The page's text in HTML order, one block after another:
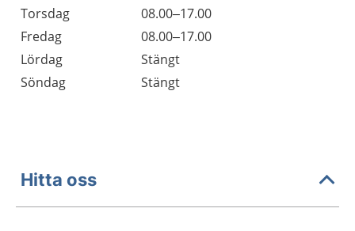
Torsdag
08.00–17.00
Fredag
08.00–17.00
Lördag
Stängt
Söndag
Stängt
Hitta oss